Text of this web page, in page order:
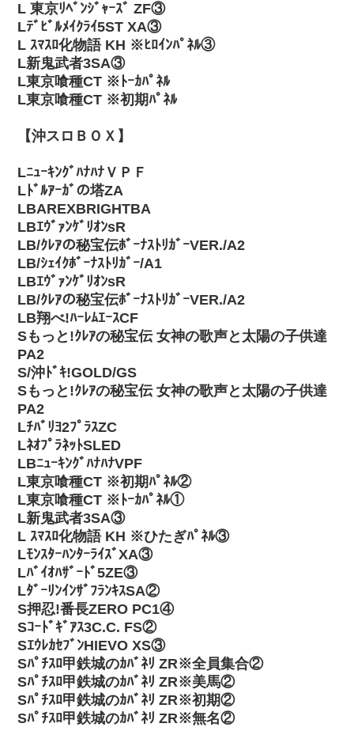
L 東京ﾘﾍﾞﾝｼﾞｬｰｽﾞ ZF③
Lﾃﾞﾋﾞﾙﾒｲｸﾗｲ5ST XA③
L ｽﾏｽﾛ化物語 KH ※ﾋﾛｲﾝﾊﾟﾈﾙ③
L新鬼武者3SA③
L東京喰種CT ※ﾄｰｶﾊﾟﾈﾙ
L東京喰種CT ※初期ﾊﾟﾈﾙ
【沖スロＢＯＸ】
LﾆｭｰｷﾝｸﾞﾊﾅﾊﾅＶＰＦ
Lﾄﾞﾙｱｰｶﾞの塔ZA
LBAREXBRIGHTBA
LBｴｳﾞｧﾝｹﾞﾘｵﾝsR
LB/ｸﾚｱの秘宝伝ﾎﾞｰﾅｽﾄﾘｶﾞｰVER./A2
LB/ｼｪｲｸﾎﾞｰﾅｽﾄﾘｶﾞｰ/A1
LBｴｳﾞｧﾝｹﾞﾘｵﾝsR
LB/ｸﾚｱの秘宝伝ﾎﾞｰﾅｽﾄﾘｶﾞｰVER./A2
LB翔べ!ﾊｰﾚﾑｴｰｽCF
Sもっと!ｸﾚｱの秘宝伝 女神の歌声と太陽の子供達
PA2
S/沖ﾄﾞｷ!GOLD/GS
Sもっと!ｸﾚｱの秘宝伝 女神の歌声と太陽の子供達
PA2
Lﾁﾊﾞﾘﾖ2ﾌﾟﾗｽZC
LﾈｵﾌﾟﾗﾈｯﾄSLED
LBﾆｭｰｷﾝｸﾞﾊﾅﾊﾅVPF
L東京喰種CT ※初期ﾊﾟﾈﾙ②
L東京喰種CT ※ﾄｰｶﾊﾟﾈﾙ①
L新鬼武者3SA③
L ｽﾏｽﾛ化物語 KH ※ひたぎﾊﾟﾈﾙ③
LﾓﾝｽﾀｰﾊﾝﾀｰﾗｲｽﾞXA③
Lﾊﾞｲｵﾊｻﾞｰﾄﾞ5ZE③
LﾀﾞｰﾘﾝｲﾝｻﾞﾌﾗﾝｷｽSA②
S押忍!番長ZERO PC1④
Sｺｰﾄﾞｷﾞｱｽ3C.C. FS②
SｴｳﾚｶｾﾌﾞﾝHIEVO XS③
Sﾊﾟﾁｽﾛ甲鉄城のｶﾊﾞﾈﾘ ZR※全員集合②
Sﾊﾟﾁｽﾛ甲鉄城のｶﾊﾞﾈﾘ ZR※美馬②
Sﾊﾟﾁｽﾛ甲鉄城のｶﾊﾞﾈﾘ ZR※初期②
Sﾊﾟﾁｽﾛ甲鉄城のｶﾊﾞﾈﾘ ZR※無名②